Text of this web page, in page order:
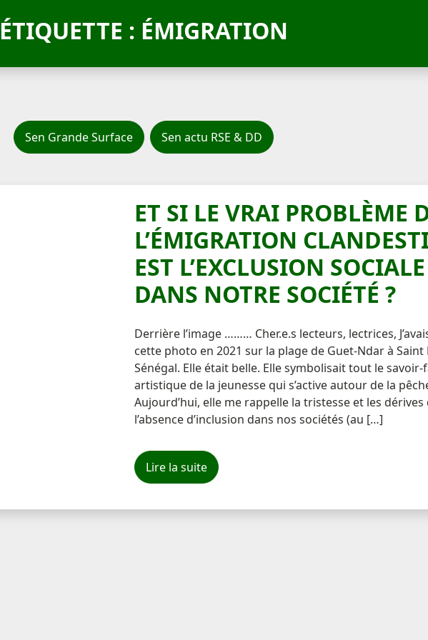
ÉTIQUETTE : ÉMIGRATION
Sen Grande Surface Sen actu RSE & DD
ET SI LE VRAI PROBLÈME
L’ÉMIGRATION
EST L’EXCLUSION SOCIALE
DANS NOTRE SOCIÉTÉ ?
Derrière l’image ……… Cher.e.s lecteurs, lectrices,
cette photo en 2021 sur la plage de Guet-Ndar à Saint
Sénégal. Elle était belle. Elle symbolisait tout le savoir-
artistique de la jeunesse qui s’active autour de la
Aujourd’hui, elle me rappelle la tristesse et les dérives
l’absence d’inclusion dans nos sociétés (au […]
Lire la suite